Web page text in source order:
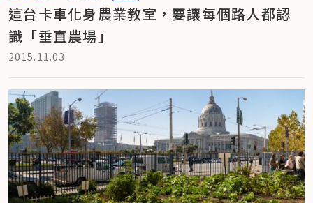
這台卡車化身農業教室，要讓每個路人都認
識「垂直農場」
2015.11.03